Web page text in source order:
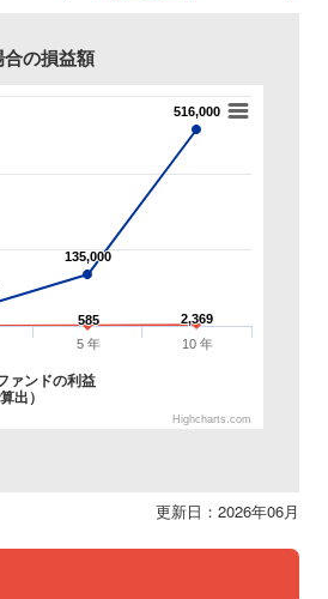
の損益額
135,000
135,000
516,000
516,000
585
585 2,369
2,369
ァンドの利益
出）
5 年 10 年
Highcharts.com
更新日：2026年06月